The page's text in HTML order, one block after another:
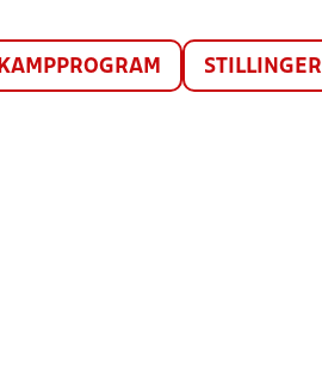
KAMPPROGRAM STILLINGER